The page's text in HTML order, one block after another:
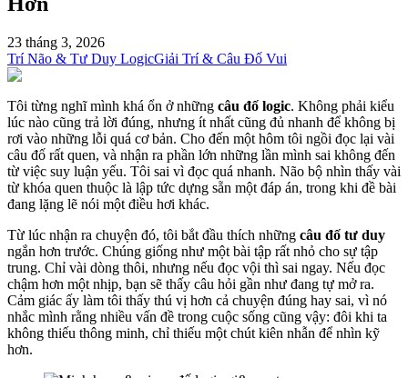
23 tháng 3, 2026
Trí Não & Tư Duy LogicGiải Trí & Câu Đố Vui
Tôi từng nghĩ mình khá ổn ở những câu đố logic. Không phải kiểu
lúc nào cũng trả lời đúng, nhưng ít nhất cũng đủ nhanh để không bị
rơi vào những lỗi quá cơ bản. Cho đến một hôm tôi ngồi đọc lại vài
câu đố rất quen, và nhận ra phần lớn những lần mình sai không đến
từ việc suy luận yếu. Tôi sai vì đọc quá nhanh. Não bộ nhìn thấy vài
từ khóa quen thuộc là lập tức dựng sẵn một đáp án, trong khi đề bài
đang lặng lẽ nói một điều hơi khác.
Từ lúc nhận ra chuyện đó, tôi bắt đầu thích những câu đố tư duy
ngắn hơn trước. Chúng giống như một bài tập rất nhỏ cho sự tập
trung. Chỉ vài dòng thôi, nhưng nếu đọc vội thì sai ngay. Nếu đọc
chậm hơn một nhịp, bạn sẽ thấy câu hỏi gần như đang tự mở ra.
Cảm giác ấy làm tôi thấy thú vị hơn cả chuyện đúng hay sai, vì nó
nhắc mình rằng nhiều vấn đề trong cuộc sống cũng vậy: đôi khi ta
không thiếu thông minh, chỉ thiếu một chút kiên nhẫn để nhìn kỹ
hơn.